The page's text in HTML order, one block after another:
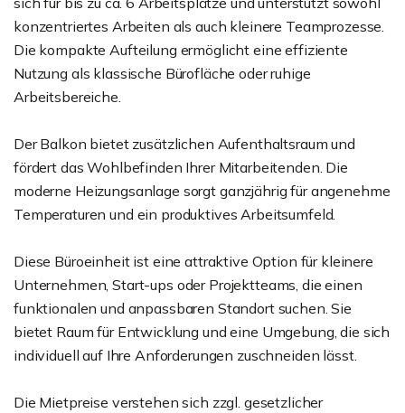
konzentriertes Arbeiten als auch kleinere Teamprozesse.
Die kompakte Aufteilung ermöglicht eine effiziente
Nutzung als klassische Bürofläche oder ruhige
Arbeitsbereiche.
Der Balkon bietet zusätzlichen Aufenthaltsraum und
fördert das Wohlbefinden Ihrer Mitarbeitenden. Die
moderne Heizungsanlage sorgt ganzjährig für angenehme
Temperaturen und ein produktives Arbeitsumfeld.
Diese Büroeinheit ist eine attraktive Option für kleinere
Unternehmen, Start-ups oder Projektteams, die einen
funktionalen und anpassbaren Standort suchen. Sie
bietet Raum für Entwicklung und eine Umgebung, die sich
individuell auf Ihre Anforderungen zuschneiden lässt.
Die Mietpreise verstehen sich zzgl. gesetzlicher